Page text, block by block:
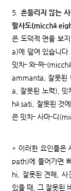
5. 흔들리지 않는
팔사도(micchā
은 도덕적 면을 보
a)에 덮여 있습니
밋차- 와-짜-
ammanta, 잘못된
a, 잘못된 노력), 밋
hā sati, 잘못된 것
은 밋차- 사마-디
* 이러한 요인들은
path)에 들어가면
hi, 잘못된 견해, 사
있을 때, 그 잘못된